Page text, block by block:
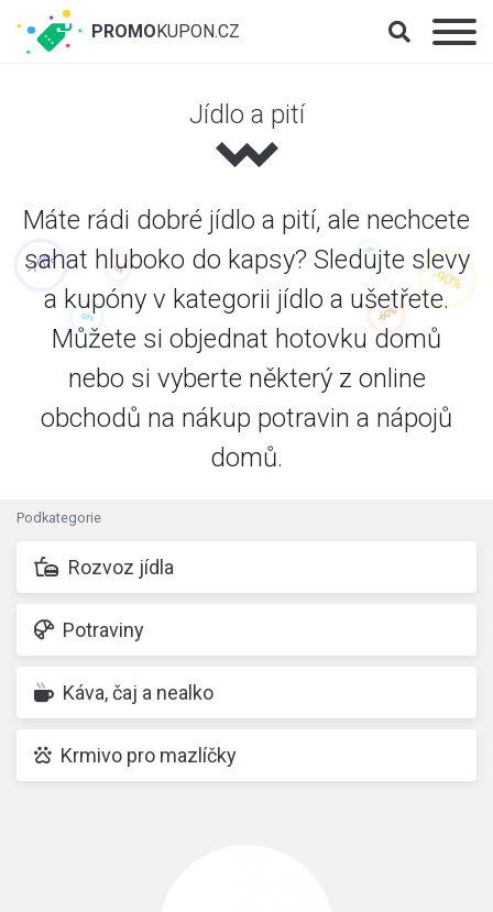
Jídlo a pití
Máte rádi dobré jídlo a pití, ale nechcete
sahat hluboko do kapsy? Sledujte slevy
a kupóny v kategorii jídlo a ušetřete.
Můžete si objednat hotovku domů
nebo si vyberte některý z online
obchodů na nákup potravin a nápojů
domů.
Podkategorie
Rozvoz jídla
Potraviny
Káva, čaj a nealko
Krmivo pro mazlíčky
PROMOKUPON.CZ